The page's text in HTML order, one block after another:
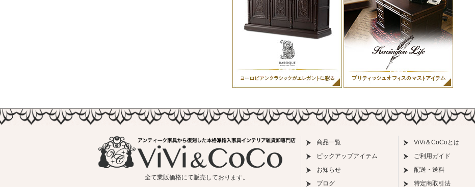
全て業販価格にて販売しております。
商品一覧
ピックアップアイテム
お知らせ
ブログ
ViVi＆CoCoとは
ご利用ガイド
配送・送料
特定商取引法